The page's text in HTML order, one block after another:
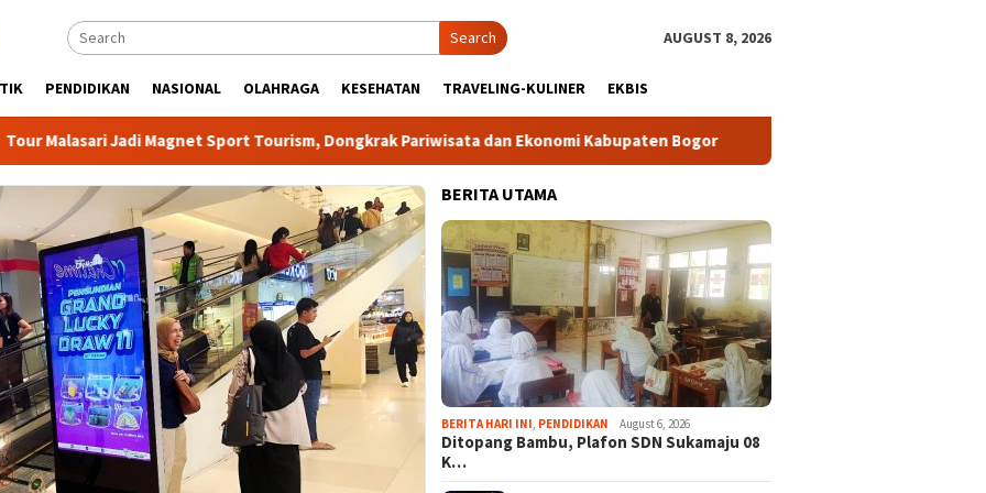
Search AUGUST 8, 2026
PENDIDIKAN NASIONAL OLAHRAGA KESEHATAN TRAVELING-KULINER EKBIS
Jadi Magnet Sport Tourism, Dongkrak Pariwisata dan Ekonomi Kabupaten Bogor Tour Malasari Halimun Salak Kian
BERITA UTAMA
BERITA HARI INI PENDIDIKAN August 6, 2026
Ditopang Bambu, Plafon SDN Sukamaju 08
K…